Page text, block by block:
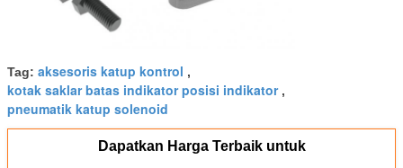
Tag: aksesoris katup kontrol ,
kotak saklar batas indikator posisi indikator,
pneumatik katup solenoid
Dapatkan Harga Terbaik untuk